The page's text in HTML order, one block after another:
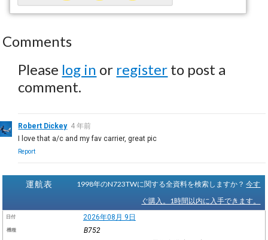
Comments
Please log in or register to post a
comment.
Robert Dickey 4 年前
I love that a/c and my fav carrier, great pic
Report
運航表 1998年のN723TWに関する全資料を検索しますか？今す
ぐ購入。1時間以内に入手できます。
日付 2026年08月 9日
機種 B752